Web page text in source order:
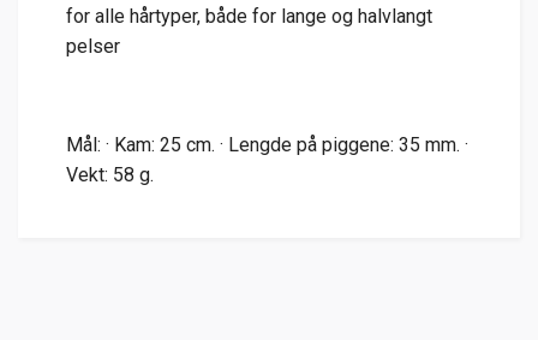
for alle hårtyper, både for lange og halvlangt
pelser
Mål: · Kam: 25 cm. · Lengde på piggene: 35 mm. ·
Vekt: 58 g.